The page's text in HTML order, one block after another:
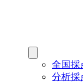
全国採
分析採